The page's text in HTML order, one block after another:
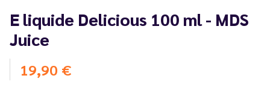
E liquide Delicious 100 ml - MDS
Juice
19,90 €